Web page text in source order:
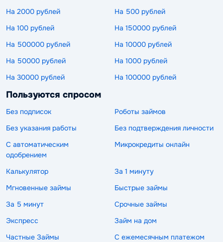
На 2000 рублей
На 500 рублей
На 100 рублей
На 150000 рублей
На 500000 рублей
На 10000 рублей
На 50000 рублей
На 1000 рублей
На 30000 рублей
На 100000 рублей
Пользуются спросом
Без подписок
Роботы займов
Без указания работы
Без подтверждения личности
С автоматическим
одобрением
Микрокредиты онлайн
Калькулятор
За 1 минуту
Мгновенные займы
Быстрые займы
За 5 минут
Срочные займы
Экспресс
Займ на дом
Частные Займы
С ежемесячным платежом